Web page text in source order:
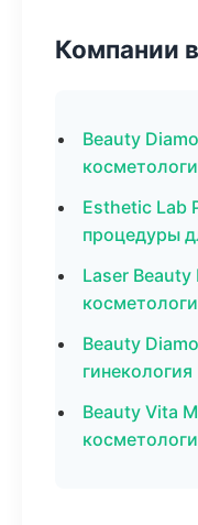
Компании
Beauty
Esthetic Lab
процедуры
Laser
Beauty
гинекология
Beauty Vita